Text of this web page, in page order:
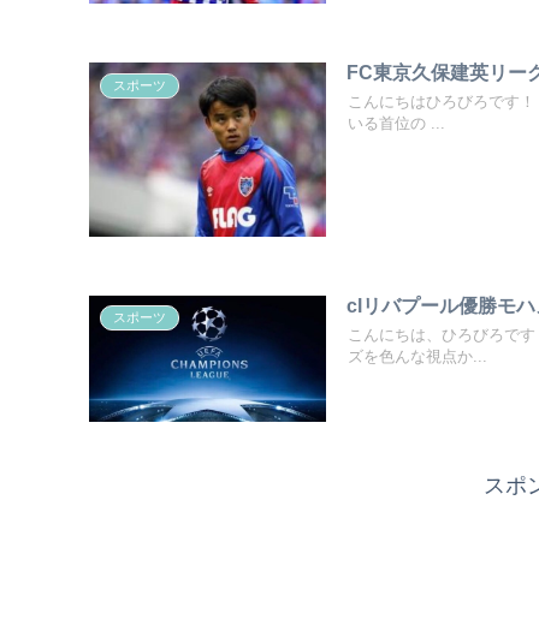
スポーツ
FC東京久保建英リー
こんにちはひろびろです
いる首位の ...
スポーツ
clリバプール優勝モ
こんにちは、ひろびろで
ズを色んな視点か...
スポ